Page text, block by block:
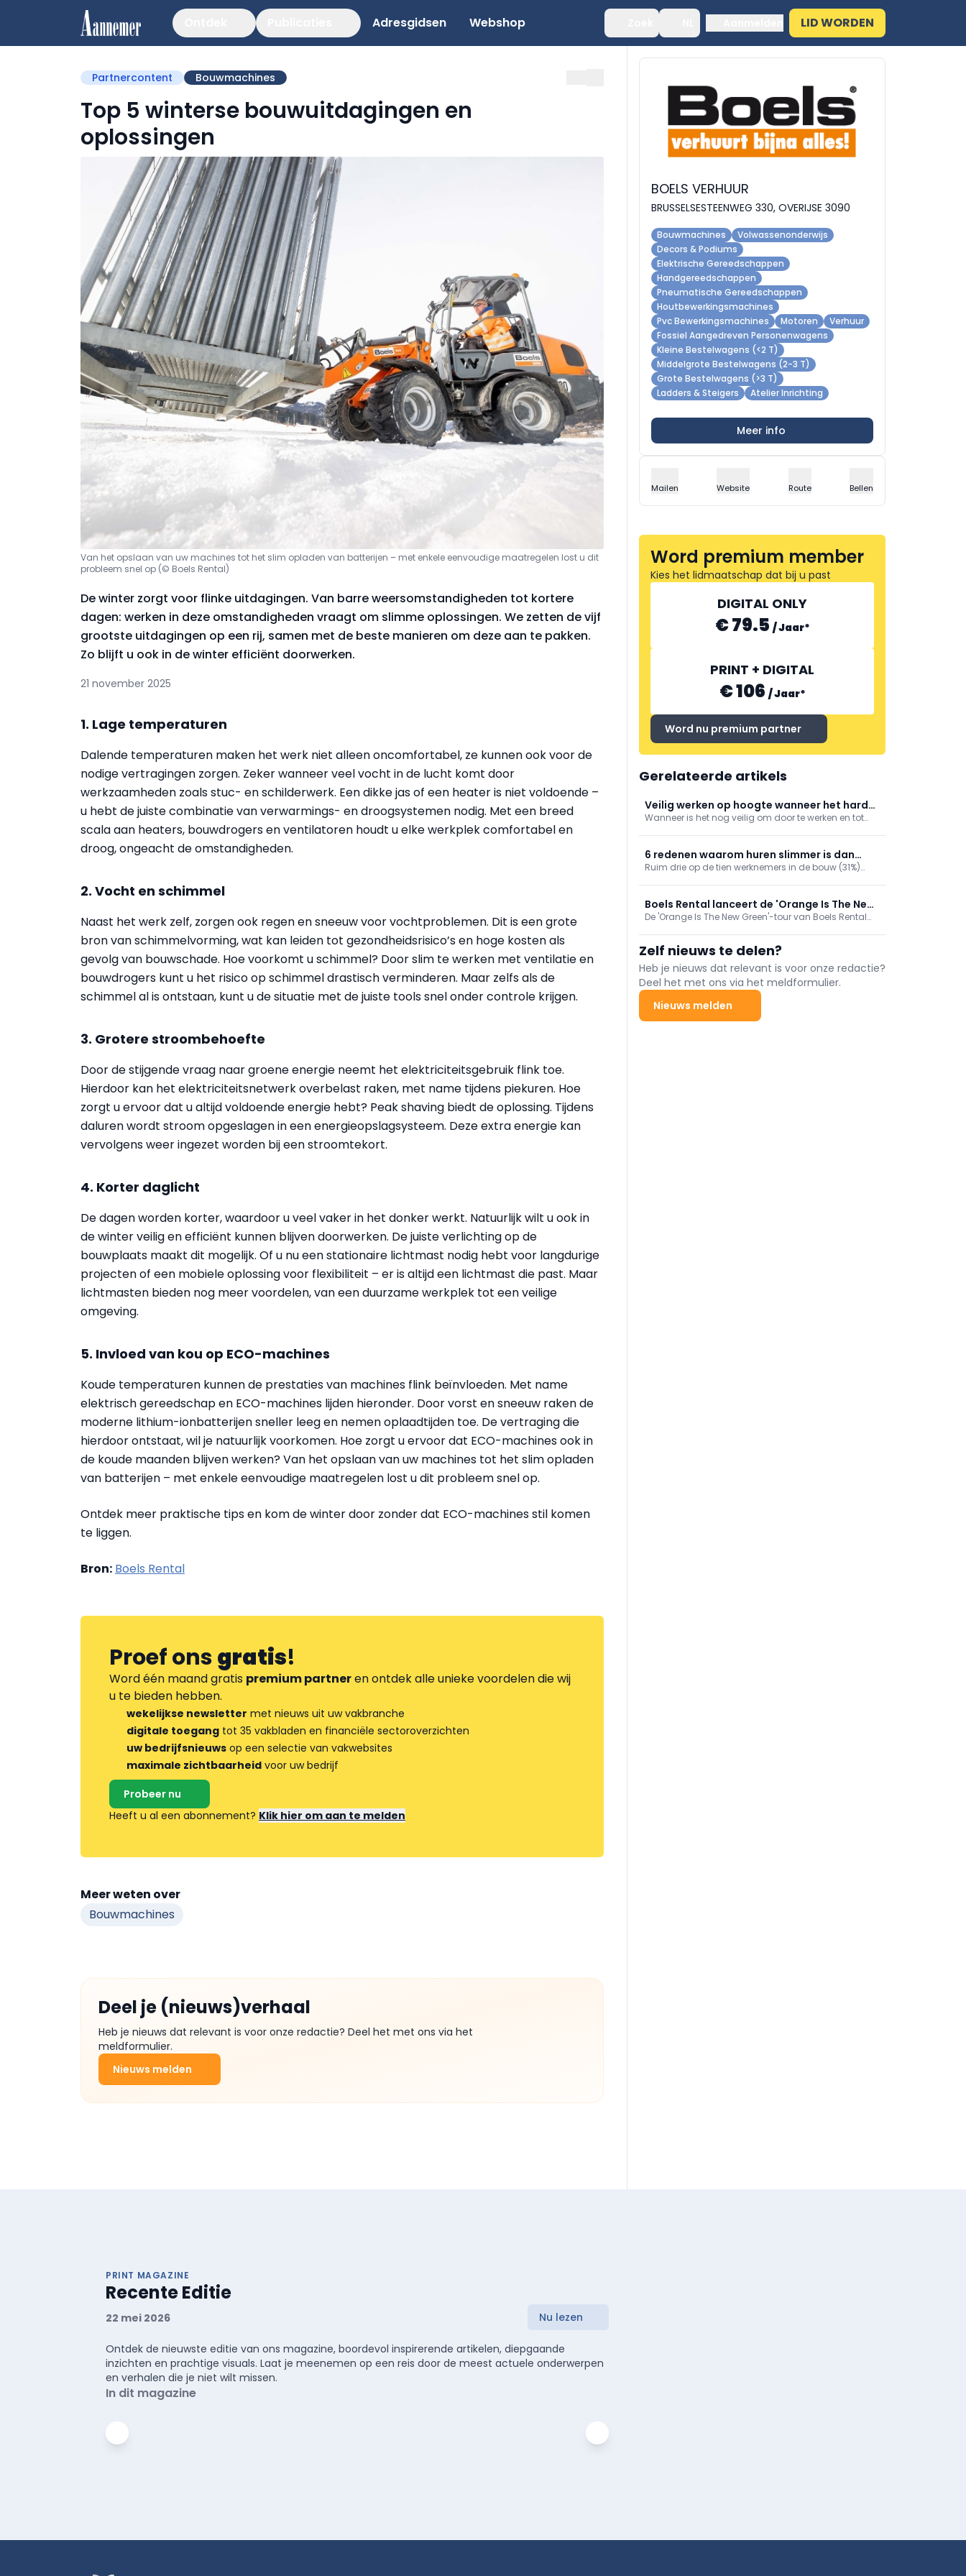
Adresgidsen Webshop LID WORDEN
Partnercontent Bouwmachines
Top 5 winterse bouwuitdagingen en
oplossingen
Van het opslaan van uw machines tot het slim opladen van batterijen – met enkele eenvoudige maatregelen lost u dit
probleem snel op (© Boels Rental)
De winter zorgt voor flinke uitdagingen. Van barre weersomstandigheden tot kortere
dagen: werken in deze omstandigheden vraagt om slimme oplossingen. We zetten de vijf
grootste uitdagingen op een rij, samen met de beste manieren om deze aan te pakken.
Zo blijft u ook in de winter efficiënt doorwerken.
21 november 2025
1. Lage temperaturen
Dalende temperaturen maken het werk niet alleen oncomfortabel, ze kunnen ook voor de
nodige vertragingen zorgen. Zeker wanneer veel vocht in de lucht komt door
werkzaamheden zoals stuc- en schilderwerk. Een dikke jas of een heater is niet voldoende –
u hebt de juiste combinatie van verwarmings- en droogsystemen nodig. Met een breed
scala aan heaters, bouwdrogers en ventilatoren houdt u elke werkplek comfortabel en
droog, ongeacht de omstandigheden.
2. Vocht en schimmel
Naast het werk zelf, zorgen ook regen en sneeuw voor vochtproblemen. Dit is een grote
bron van schimmelvorming, wat kan leiden tot gezondheidsrisico’s en hoge kosten als
gevolg van bouwschade. Hoe voorkomt u schimmel? Door slim te werken met ventilatie en
bouwdrogers kunt u het risico op schimmel drastisch verminderen. Maar zelfs als de
schimmel al is ontstaan, kunt u de situatie met de juiste tools snel onder controle krijgen.
3. Grotere stroombehoefte
Door de stijgende vraag naar groene energie neemt het elektriciteitsgebruik flink toe.
Hierdoor kan het elektriciteitsnetwerk overbelast raken, met name tijdens piekuren. Hoe
zorgt u ervoor dat u altijd voldoende energie hebt? Peak shaving biedt de oplossing. Tijdens
daluren wordt stroom opgeslagen in een energieopslagsysteem. Deze extra energie kan
vervolgens weer ingezet worden bij een stroomtekort.
4. Korter daglicht
De dagen worden korter, waardoor u veel vaker in het donker werkt. Natuurlijk wilt u ook in
de winter veilig en efficiënt kunnen blijven doorwerken. De juiste verlichting op de
bouwplaats maakt dit mogelijk. Of u nu een stationaire lichtmast nodig hebt voor langdurige
projecten of een mobiele oplossing voor flexibiliteit – er is altijd een lichtmast die past. Maar
lichtmasten bieden nog meer voordelen, van een duurzame werkplek tot een veilige
omgeving.
5. Invloed van kou op ECO-machines
Koude temperaturen kunnen de prestaties van machines flink beïnvloeden. Met name
elektrisch gereedschap en ECO-machines lijden hieronder. Door vorst en sneeuw raken de
moderne lithium-ionbatterijen sneller leeg en nemen oplaadtijden toe. De vertraging die
hierdoor ontstaat, wil je natuurlijk voorkomen. Hoe zorgt u ervoor dat ECO-machines ook in
de koude maanden blijven werken? Van het opslaan van uw machines tot het slim opladen
van batterijen – met enkele eenvoudige maatregelen lost u dit probleem snel op.
Ontdek meer praktische tips en kom de winter door zonder dat ECO-machines stil komen
te liggen.
Bron: Boels Rental
Proef onsgratis!
Word één maand gratis premium partneren ontdek alle unieke voordelen die wij
u te bieden hebben.
wekelijkse newsletter met nieuws uit uw vakbranche
digitale toegang tot 35 vakbladen en financiële sectoroverzichten
uw bedrijfsnieuws op een selectie van vakwebsites
maximale zichtbaarheid voor uw bedrijf
Probeer nu
Heeft u al een abonnement? Klik hier om aan te melden
Meer weten over
Bouwmachines
Deel je (nieuws)verhaal
Heb je nieuws dat relevant is voor onze redactie? Deel het met ons via het
meldformulier.
Nieuws melden
BOELS VERHUUR
BRUSSELSESTEENWEG 330, OVERIJSE 3090
Bouwmachines
Volwassenonderwijs
Decors & Podiums
Elektrische Gereedschappen
Handgereedschappen
Pneumatische Gereedschappen
Houtbewerkingsmachines
Pvc Bewerkingsmachines
Motoren
Verhuur
Fossiel Aangedreven Personenwagens
Kleine Bestelwagens (<2 T)
Middelgrote Bestelwagens (2-3 T)
Grote Bestelwagens (>3 T)
Ladders & Steigers
Atelier Inrichting
Meer info
Mailen Website Route Bellen
Word premium member
Kies het lidmaatschap dat bij u past
DIGITAL ONLY
€ 79.5 /Jaar*
PRINT + DIGITAL
€ 106 /Jaar*
Word nu premium partner
Gerelateerde artikels
Veilig werken op hoogte wanneer het hard
waait
Wanneer is het nog veilig om door te werken en tot
wind.
6 redenen waarom huren slimmer is dan
kopen
Ruim drie op de tien werknemers in de bouw (31%)
redenen worden hieronder kort toegelicht.
Boels Rental lanceert de 'Orange Is The New
Green'-tour
De 'Orange Is The New Green'-tour van Boels Rental
duurzaam materieel testen om hen te helpen de
overstap naar deze technologieën te maken.
Zelf nieuws te delen?
Heb je nieuws dat relevant is voor onze redactie?
Deel het met ons via het meldformulier.
Nieuws melden
PRINT MAGAZINE
Recente Editie
22 mei 2026 Nu lezen
Ontdek de nieuwste editie van ons magazine, boordevol inspirerende artikelen, diepgaande
inzichten en prachtige visuals. Laat je meenemen op een reis door de meest actuele onderwerpen
en verhalen die je niet wilt missen.
In dit magazine